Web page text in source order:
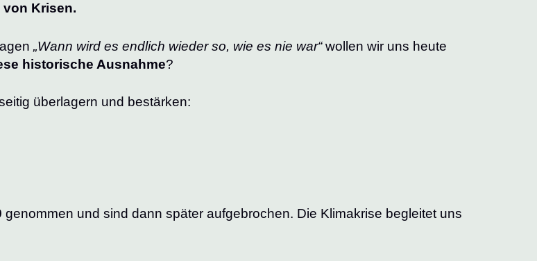
Krisen.
„Wann wird es endlich wieder so, wie es nie war“wollen wir uns heute
historische Ausnahme?
überlagern und bestärken:
genommen und sind dann später aufgebrochen. Die Klimakrise begleitet uns